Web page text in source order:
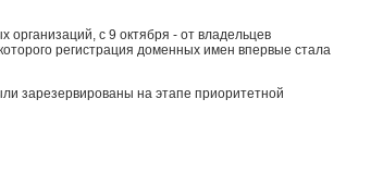
организаций, с 9 октября - от владельцев
регистрация доменных имен впервые стала
зарезервированы на этапе приоритетной